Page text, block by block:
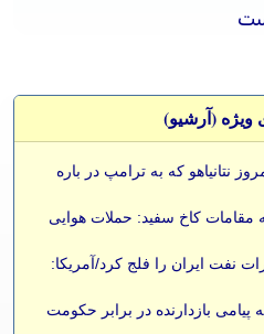
ویژه (آرشيو)
نتانیاهو که به ترامپ در باره
مقامات کاخ سفید: حملات هوایی
نفت ایران را فلج کرد/آمریکا:
پیامی بازدارنده در برابر حکومت